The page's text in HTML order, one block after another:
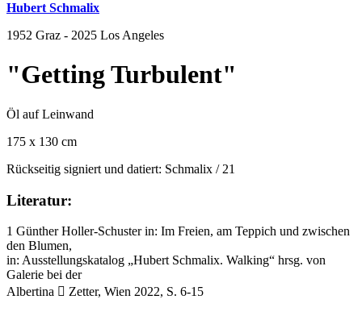
Hubert Schmalix
1952 Graz - 2025 Los Angeles
"Getting Turbulent"
Öl auf Leinwand
175 x 130 cm
Rückseitig signiert und datiert: Schmalix / 21
Literatur:
1 Günther Holler-Schuster in: Im Freien, am Teppich und zwischen
den Blumen,
in: Ausstellungskatalog „Hubert Schmalix. Walking“ hrsg. von
Galerie bei der
Albertina  Zetter, Wien 2022, S. 6-15